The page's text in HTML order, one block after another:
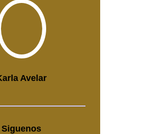
Avelar
Siguenos